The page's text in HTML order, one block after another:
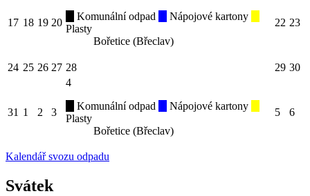
17 18 19 20
Komunální odpad
Nápojové kartony
Plasty
Bořetice (Břeclav)
22 23
24 25 26 27 28 29 30
31 1 2 3
4
Komunální odpad
Nápojové kartony
Plasty
Bořetice (Břeclav)
5 6
Kalendář svozu odpadu
Svátek